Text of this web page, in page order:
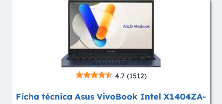
4.7 (1512)
Ficha técnica Asus VivoBook Intel X1404ZA-